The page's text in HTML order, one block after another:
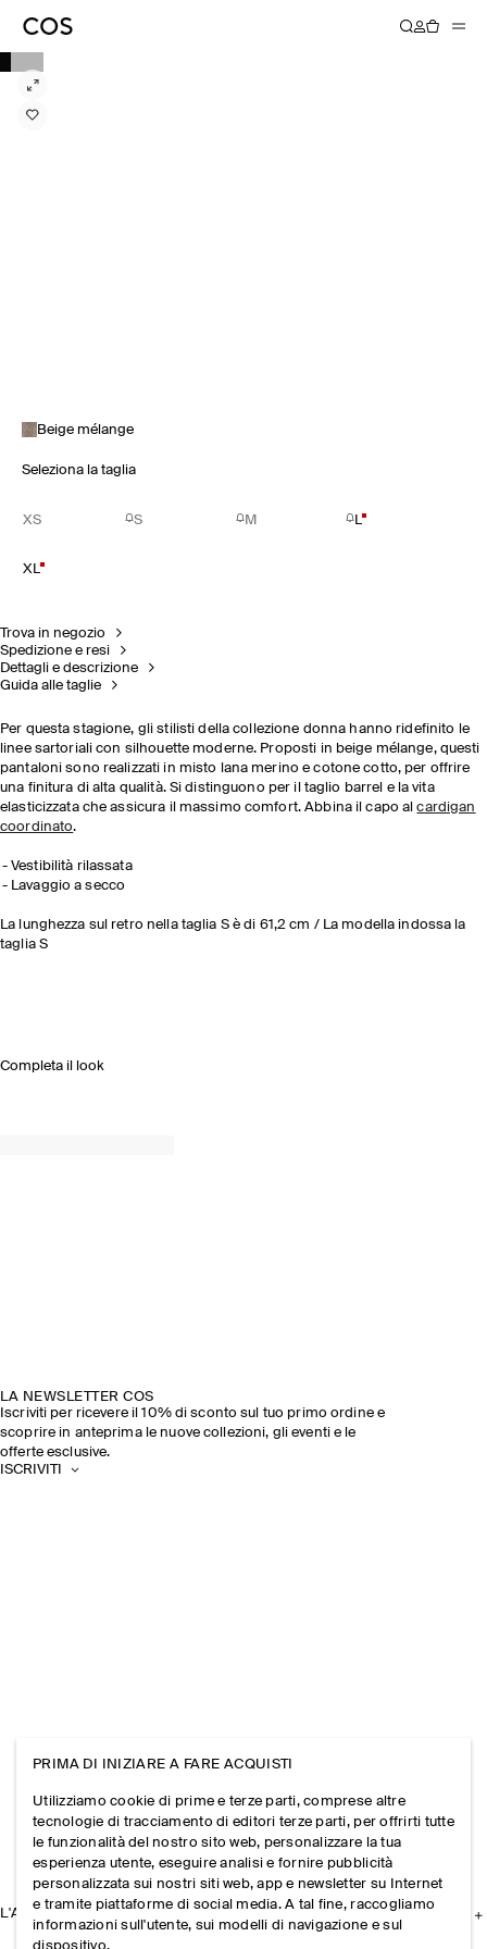
Beige mélange
Seleziona la taglia
XS S M L
XL
Trova in negozio
Spedizione e resi
Dettagli e descrizione
Guida alle taglie
Per questa stagione, gli stilisti della collezione donna hanno ridefinito le
linee sartoriali con silhouette moderne. Proposti in beige mélange, questi
pantaloni sono realizzati in misto lana merino e cotone cotto, per offrire
una finitura di alta qualità. Si distinguono per il taglio barrel e la vita
elasticizzata che assicura il massimo comfort. Abbina il capo alcardigan
coordinato.
Vestibilità rilassata
Lavaggio a secco
La lunghezza sul retro nella taglia S è di 61,2 cm / La modella indossa la
taglia S
Completa il look
LA NEWSLETTER COS
Iscriviti per ricevere il 10% di sconto sul tuo primo ordine e
scoprire in anteprima le nuove collezioni, gli eventi e le
offerte esclusive.
ISCRIVITI
L'AZIENDA
PRIMA DI INIZIARE A FARE ACQUISTI
Utilizziamo cookie di prime e terze parti, comprese altre
tecnologie di tracciamento di editori terze parti, per offrirti tutte
le funzionalità del nostro sito web, personalizzare la tua
esperienza utente, eseguire analisi e fornire pubblicità
personalizzata sui nostri siti web, app e newsletter su Internet
e tramite piattaforme di social media. A tal fine, raccogliamo
informazioni sull'utente, sui modelli di navigazione e sul
dispositivo.